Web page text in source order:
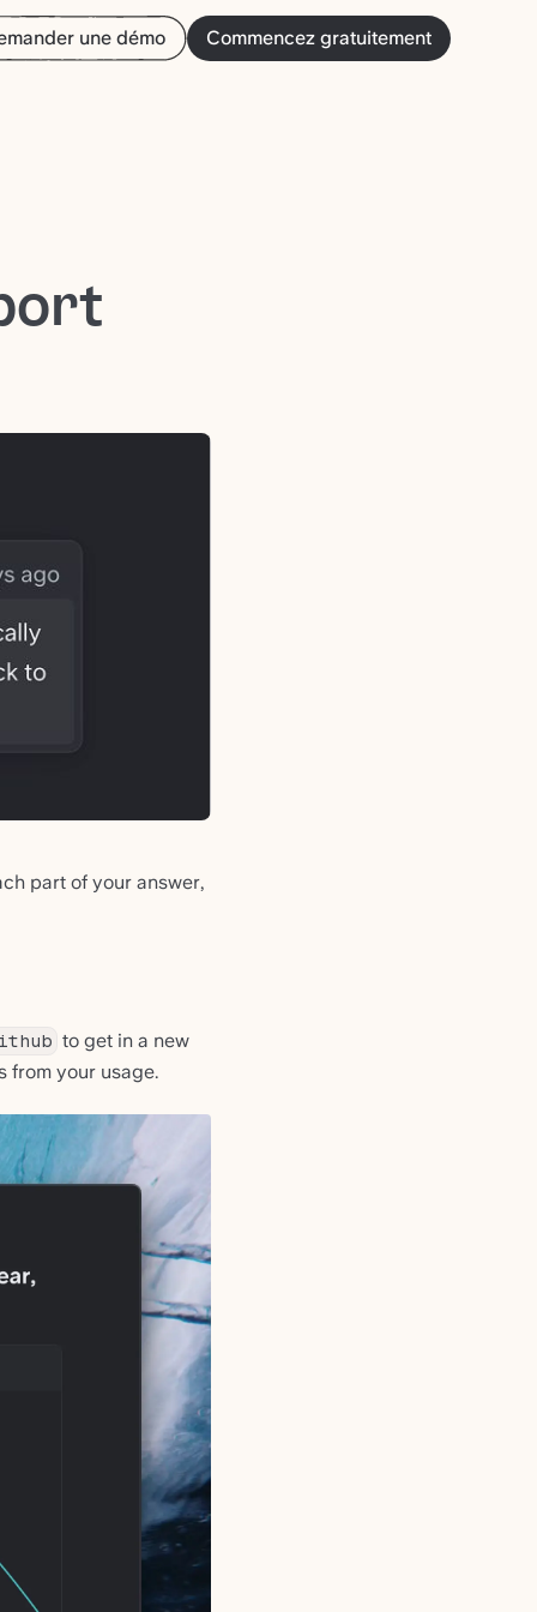
une démo Commencez gratuitement
part of your answer,
to get in a new
from your usage.